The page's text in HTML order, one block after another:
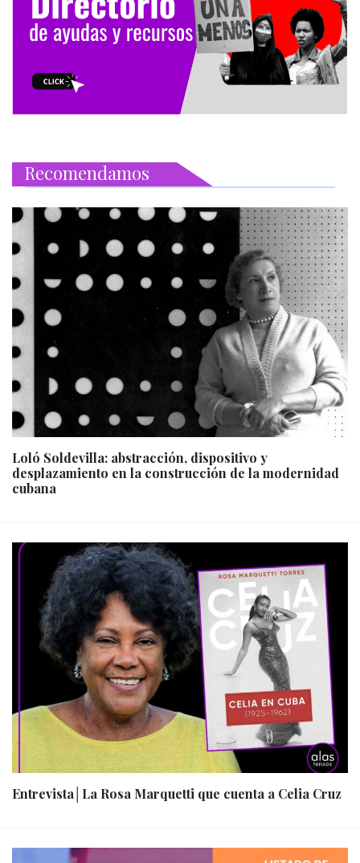
Recomendamos
Loló Soldevilla: abstracción, dispositivo y
desplazamiento en la construcción de la modernidad
cubana
Entrevista│La Rosa Marquetti que cuenta a Celia Cruz